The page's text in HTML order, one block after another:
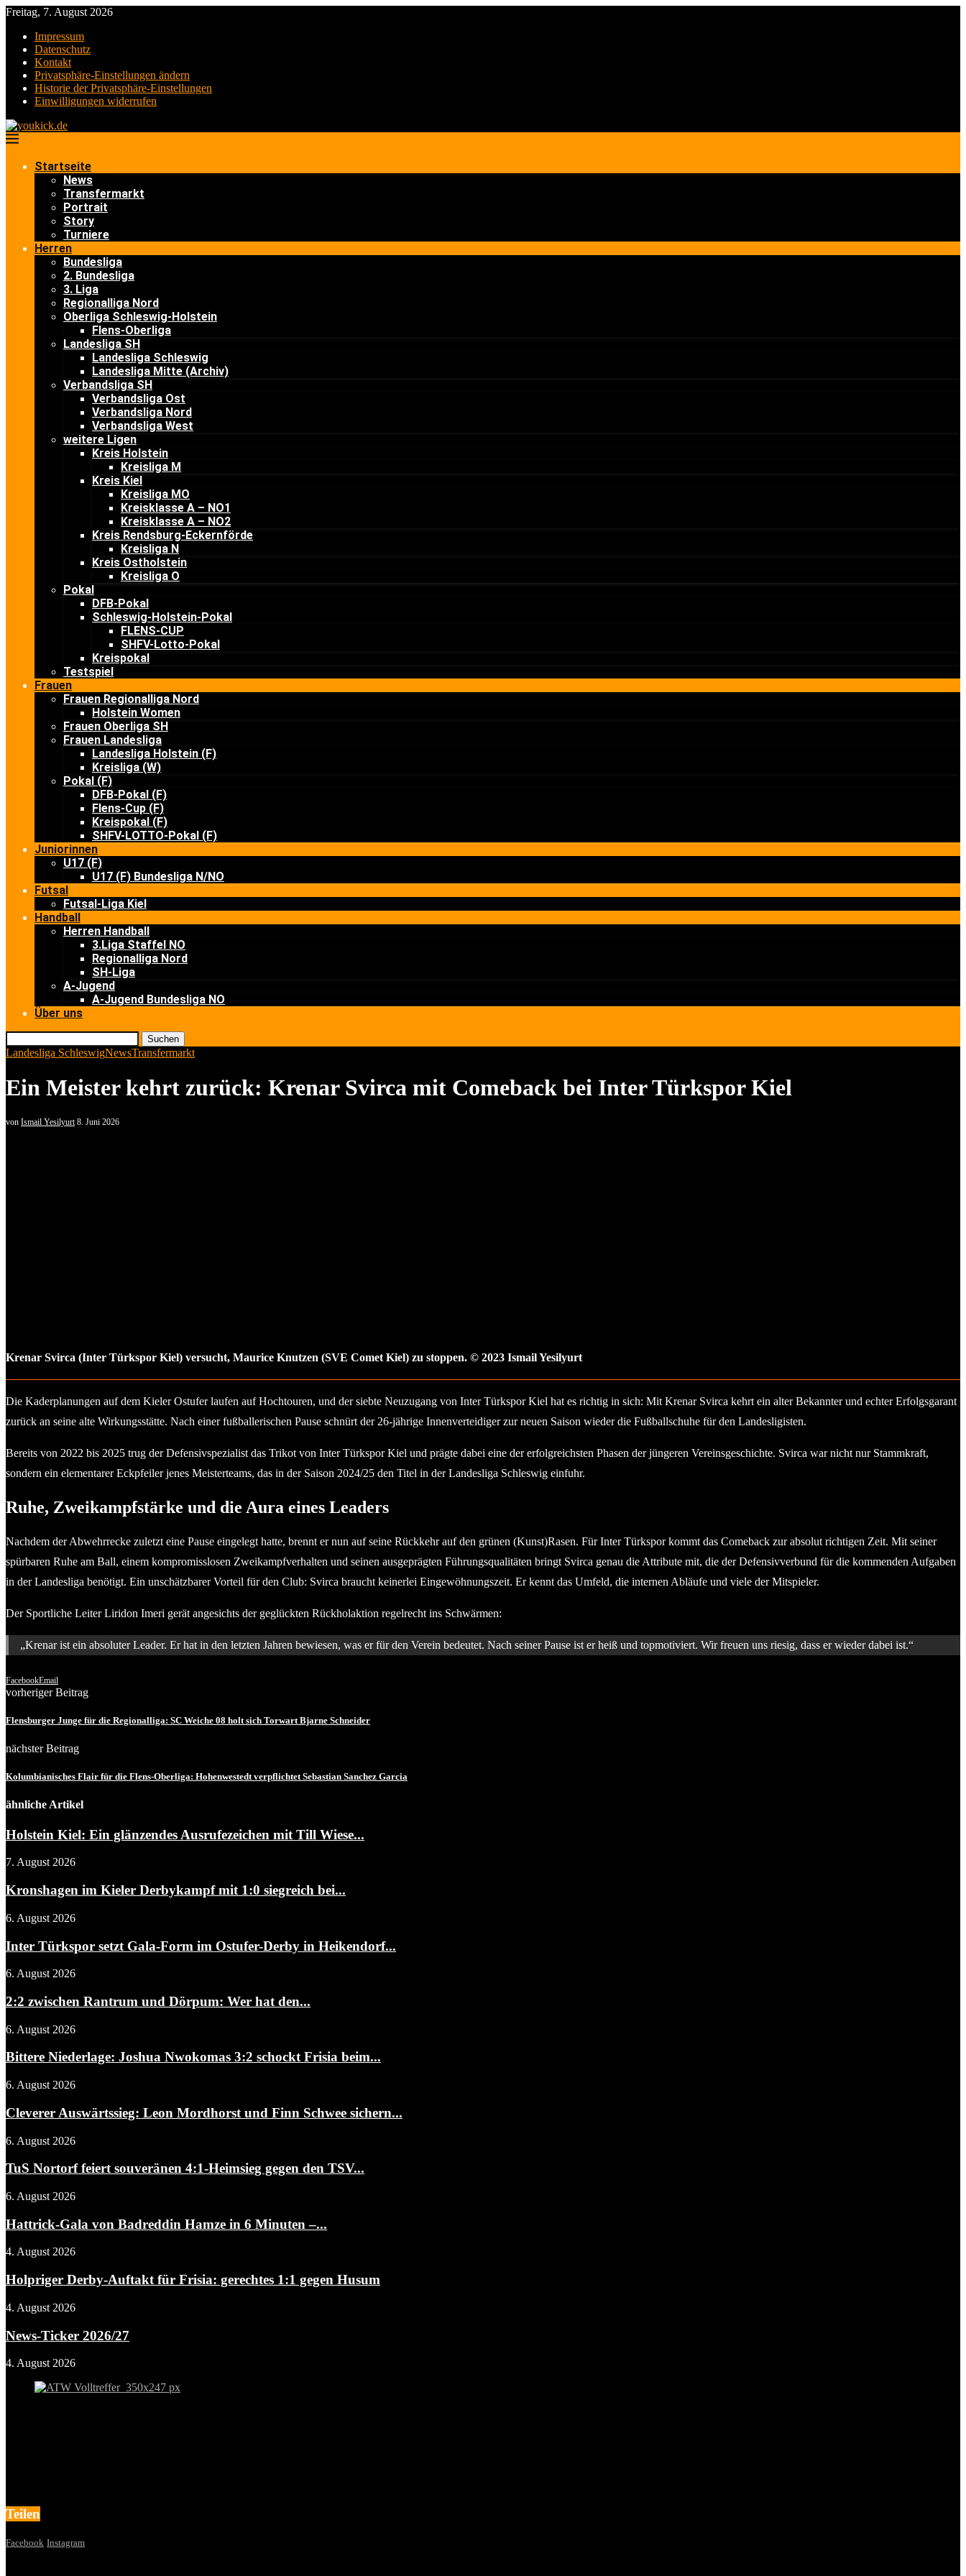
Freitag, 7. August 2026
Impressum
Datenschutz
Kontakt
Privatsphäre-Einstellungen ändern
Historie der Privatsphäre-Einstellungen
Einwilligungen widerrufen
Startseite
News
Transfermarkt
Portrait
Story
Turniere
Herren
Bundesliga
2. Bundesliga
3. Liga
Regionalliga Nord
Oberliga Schleswig-Holstein
Flens-Oberliga
Landesliga SH
Landesliga Schleswig
Landesliga Mitte (Archiv)
Verbandsliga SH
Verbandsliga Ost
Verbandsliga Nord
Verbandsliga West
weitere Ligen
Kreis Holstein
Kreisliga M
Kreis Kiel
Kreisliga MO
Kreisklasse A – NO1
Kreisklasse A – NO2
Kreis Rendsburg-Eckernförde
Kreisliga N
Kreis Ostholstein
Kreisliga O
Pokal
DFB-Pokal
Schleswig-Holstein-Pokal
FLENS-CUP
SHFV-Lotto-Pokal
Kreispokal
Testspiel
Frauen
Frauen Regionalliga Nord
Holstein Women
Frauen Oberliga SH
Frauen Landesliga
Landesliga Holstein (F)
Kreisliga (W)
Pokal (F)
DFB-Pokal (F)
Flens-Cup (F)
Kreispokal (F)
SHFV-LOTTO-Pokal (F)
Juniorinnen
U17 (F)
U17 (F) Bundesliga N/NO
Futsal
Futsal-Liga Kiel
Handball
Herren Handball
3.Liga Staffel NO
Regionalliga Nord
SH-Liga
A-Jugend
A-Jugend Bundesliga NO
Über uns
Suchen
Landesliga SchleswigNewsTransfermarkt
Ein Meister kehrt zurück: Krenar Svirca mit Comeback bei Inter Türkspor Kiel
von Ismail Yesilyurt 8. Juni 2026
Krenar Svirca (Inter Türkspor Kiel) versucht, Maurice Knutzen (SVE Comet Kiel) zu stoppen. © 2023 Ismail Yesilyurt
Die Kaderplanungen auf dem Kieler Ostufer laufen auf Hochtouren, und der siebte Neuzugang von Inter Türkspor Kiel hat es richtig in sich: Mit Krenar Svirca kehrt ein alter Bekannter und echter Erfolgsgarant
zurück an seine alte Wirkungsstätte. Nach einer fußballerischen Pause schnürt der 26-jährige Innenverteidiger zur neuen Saison wieder die Fußballschuhe für den Landesligisten.
Bereits von 2022 bis 2025 trug der Defensivspezialist das Trikot von Inter Türkspor Kiel und prägte dabei eine der erfolgreichsten Phasen der jüngeren Vereinsgeschichte. Svirca war nicht nur Stammkraft,
sondern ein elementarer Eckpfeiler jenes Meisterteams, das in der Saison 2024/25 den Titel in der Landesliga Schleswig einfuhr.
Ruhe, Zweikampfstärke und die Aura eines Leaders
Nachdem der Abwehrrecke zuletzt eine Pause eingelegt hatte, brennt er nun auf seine Rückkehr auf den grünen (Kunst)Rasen. Für Inter Türkspor kommt das Comeback zur absolut richtigen Zeit. Mit seiner
spürbaren Ruhe am Ball, einem kompromisslosen Zweikampfverhalten und seinen ausgeprägten Führungsqualitäten bringt Svirca genau die Attribute mit, die der Defensivverbund für die kommenden Aufgaben
in der Landesliga benötigt. Ein unschätzbarer Vorteil für den Club: Svirca braucht keinerlei Eingewöhnungszeit. Er kennt das Umfeld, die internen Abläufe und viele der Mitspieler.
Der Sportliche Leiter Liridon Imeri gerät angesichts der geglückten Rückholaktion regelrecht ins Schwärmen:
„Krenar ist ein absoluter Leader. Er hat in den letzten Jahren bewiesen, was er für den Verein bedeutet. Nach seiner Pause ist er heiß und topmotiviert. Wir freuen uns riesig, dass er wieder dabei ist.“
FacebookEmail
vorheriger Beitrag
Flensburger Junge für die Regionalliga: SC Weiche 08 holt sich Torwart Bjarne Schneider
nächster Beitrag
Kolumbianisches Flair für die Flens-Oberliga: Hohenwestedt verpflichtet Sebastian Sanchez Garcia
ähnliche Artikel
Holstein Kiel: Ein glänzendes Ausrufezeichen mit Till Wiese...
7. August 2026
Kronshagen im Kieler Derbykampf mit 1:0 siegreich bei...
6. August 2026
Inter Türkspor setzt Gala-Form im Ostufer-Derby in Heikendorf...
6. August 2026
2:2 zwischen Rantrum und Dörpum: Wer hat den...
6. August 2026
Bittere Niederlage: Joshua Nwokomas 3:2 schockt Frisia beim...
6. August 2026
Cleverer Auswärtssieg: Leon Mordhorst und Finn Schwee sichern...
6. August 2026
TuS Nortorf feiert souveränen 4:1-Heimsieg gegen den TSV...
6. August 2026
Hattrick-Gala von Badreddin Hamze in 6 Minuten –...
4. August 2026
Holpriger Derby-Auftakt für Frisia: gerechtes 1:1 gegen Husum
4. August 2026
News-Ticker 2026/27
4. August 2026
Teilen
Facebook Instagram